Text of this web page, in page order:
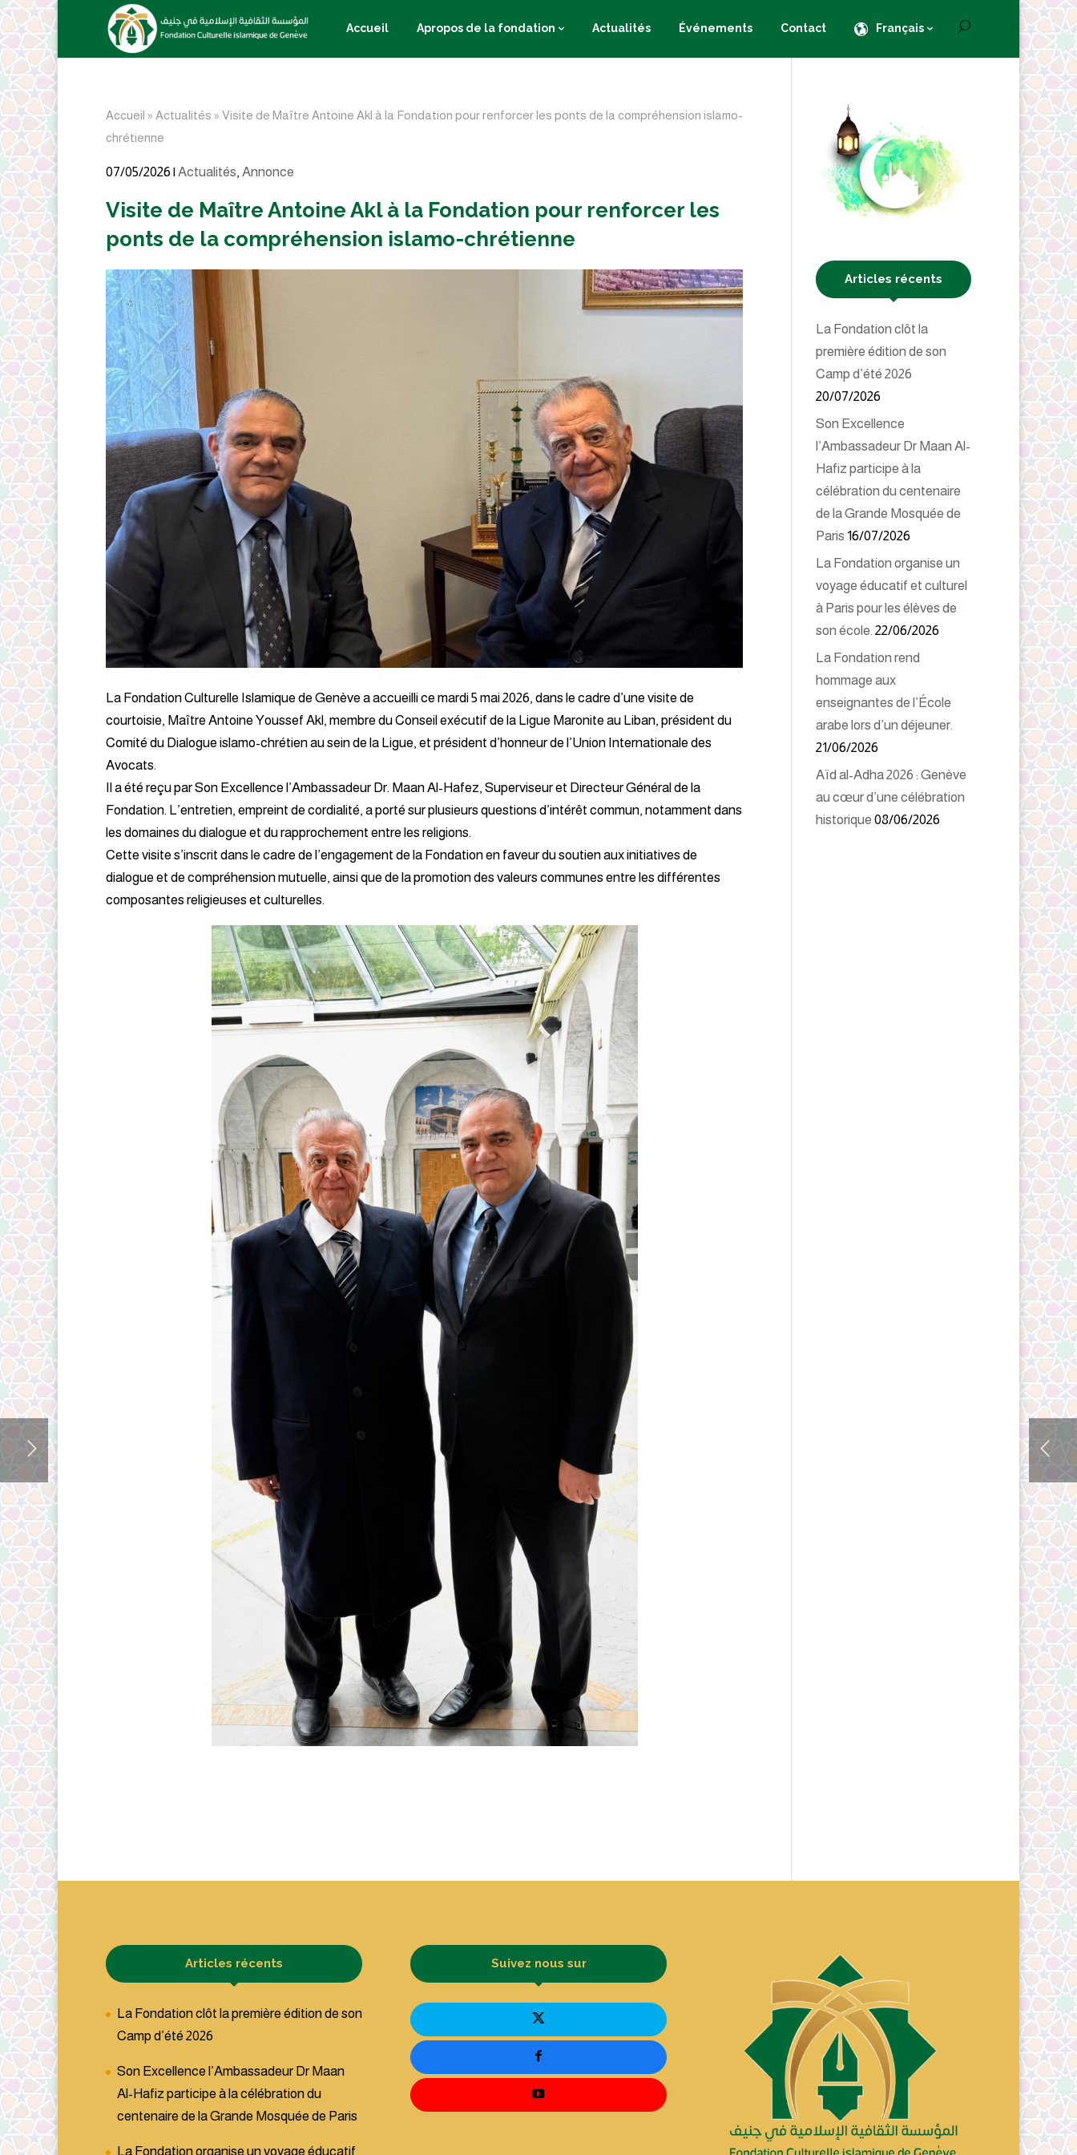
Accueil Apropos de la fondation Actualités Événements Contact Français
Accueil » Actualités » Visite de Maître Antoine Akl à la Fondation pour renforcer les ponts de la compréhension islamo-
chrétienne
07/05/2026 |Actualités, Annonce
Visite de Maître Antoine Akl à la Fondation pour renforcer les
ponts de la compréhension islamo-chrétienne
La Fondation Culturelle Islamique de Genève a accueilli ce mardi 5 mai 2026, dans le cadre d’une visite de
courtoisie, Maître Antoine Youssef Akl, membre du Conseil exécutif de la Ligue Maronite au Liban, président du
Comité du Dialogue islamo-chrétien au sein de la Ligue, et président d’honneur de l’Union Internationale des
Avocats.
Il a été reçu par Son Excellence l’Ambassadeur Dr. Maan Al-Hafez, Superviseur et Directeur Général de la
Fondation. L’entretien, empreint de cordialité, a porté sur plusieurs questions d’intérêt commun, notamment dans
les domaines du dialogue et du rapprochement entre les religions.
Cette visite s’inscrit dans le cadre de l’engagement de la Fondation en faveur du soutien aux initiatives de
dialogue et de compréhension mutuelle, ainsi que de la promotion des valeurs communes entre les différentes
composantes religieuses et culturelles.
Articles récents
La Fondation clôt la
première édition de son
Camp d’été 2026
20/07/2026
Son Excellence
l’Ambassadeur Dr Maan Al-
Hafiz participe à la
célébration du centenaire
de la Grande Mosquée de
Paris 16/07/2026
La Fondation organise un
voyage éducatif et culturel
à Paris pour les élèves de
son école. 22/06/2026
La Fondation rend
hommage aux
enseignantes de l’École
arabe lors d’un déjeuner.
21/06/2026
Aïd al-Adha 2026 : Genève
au cœur d’une célébration
historique 08/06/2026
Articles récents
La Fondation clôt la première édition de son
Camp d’été 2026
Son Excellence l’Ambassadeur Dr Maan
Al-Hafiz participe à la célébration du
centenaire de la Grande Mosquée de Paris
La Fondation organise un voyage éducatif
Suivez nous sur